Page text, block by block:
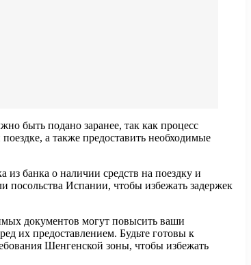
быть подано заранее, так как процесс
а также предоставить необходимые
банка о наличии средств на поездку и
посольства Испании, чтобы избежать задержек
документов могут повысить ваши
их предоставлением. Будьте готовы к
Шенгенской зоны, чтобы избежать